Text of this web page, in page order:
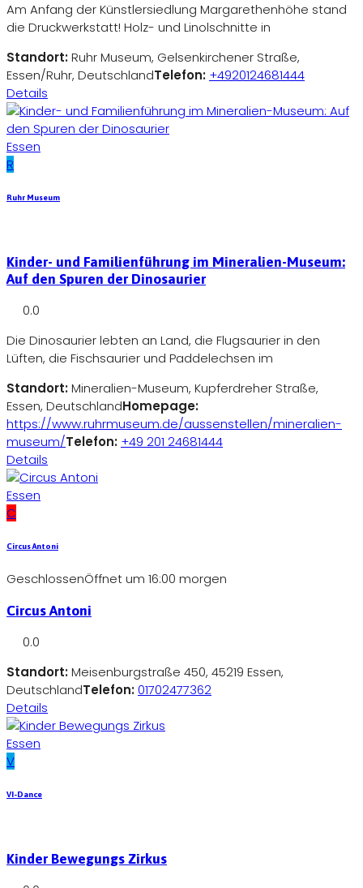
Am Anfang der Künstlersiedlung Margarethenhöhe stand
die Druckwerkstatt! Holz- und Linolschnitte in
Standort:Ruhr Museum, Gelsenkirchener Straße,
Essen/Ruhr, DeutschlandTelefon: +4920124681444
Details
Essen
R
Ruhr Museum
Kinder- und Familienführung im Mineralien-Museum:
Auf den Spuren der Dinosaurier
0.0
Die Dinosaurier lebten an Land, die Flugsaurier in den
Lüften, die Fischsaurier und Paddelechsen im
Standort:Mineralien-Museum, Kupferdreher Straße,
Essen, DeutschlandHomepage:
https://www.ruhrmuseum.de/aussenstellen/mineralien-
museum/Telefon: +49 201 24681444
Details
Essen
C
Circus Antoni
GeschlossenÖffnet um 16:00 morgen
Circus Antoni
0.0
Standort:Meisenburgstraße 450, 45219 Essen,
DeutschlandTelefon:01702477362
Details
Essen
V
VI-Dance
Kinder Bewegungs Zirkus